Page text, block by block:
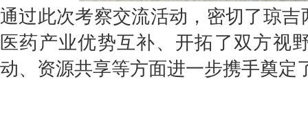
通过此次考察交流活动，密切了琼吉
医药产业优势互补、开拓了双方视
动、资源共享等方面进一步携手奠定